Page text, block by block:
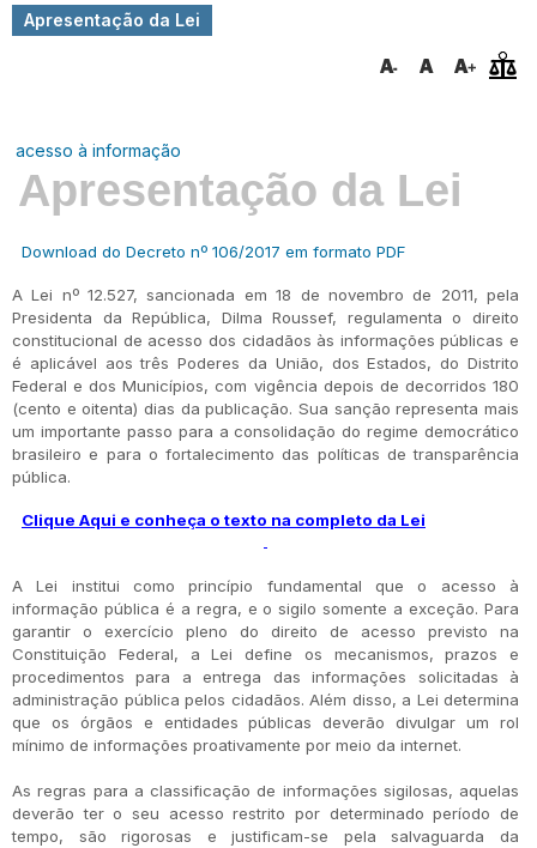
Apresentação da Lei
acesso à informação
Apresentação da Lei
Download do Decreto nº 106/2017 em formato PDF
A Lei nº 12.527, sancionada em 18 de novembro de 2011, pela
Presidenta da República, Dilma Roussef, regulamenta o direito
constitucional de acesso dos cidadãos às informações públicas e
é aplicável aos três Poderes da União, dos Estados, do Distrito
Federal e dos Municípios, com vigência depois de decorridos 180
(cento e oitenta) dias da publicação. Sua sanção representa mais
um importante passo para a consolidação do regime democrático
brasileiro e para o fortalecimento das políticas de transparência
pública.
Clique Aqui e conheça o texto na completo da Lei
A Lei institui como princípio fundamental que o acesso à
informação pública é a regra, e o sigilo somente a exceção. Para
garantir o exercício pleno do direito de acesso previsto na
Constituição Federal, a Lei define os mecanismos, prazos e
procedimentos para a entrega das informações solicitadas à
administração pública pelos cidadãos. Além disso, a Lei determina
que os órgãos e entidades públicas deverão divulgar um rol
mínimo de informações proativamente por meio da internet.
As regras para a classificação de informações sigilosas, aquelas
deverão ter o seu acesso restrito por determinado período de
tempo, são rigorosas e justificam-se pela salvaguarda da